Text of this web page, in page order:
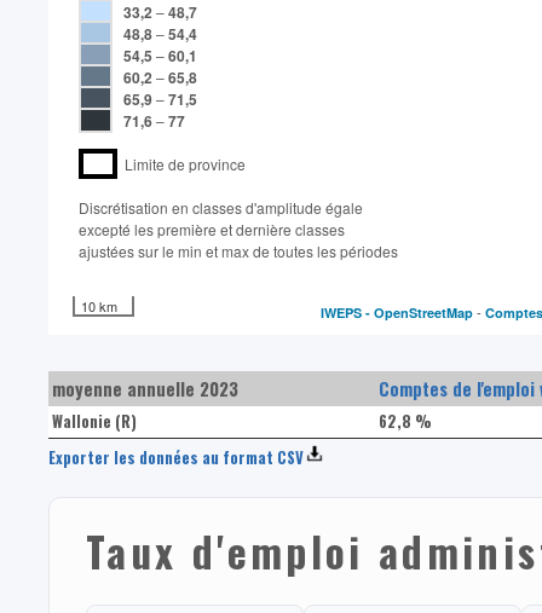
33,2 –48,7
48,8–54,4
54,5 –60,1
60,2 –65,8
65,9–71,5
71,6–77
Limite de province
Discrétisation en classes d'amplitude égale​
excepté les première et dernière classes
ajustées sur le min et max de toutes les périodes
10 km IWEPS - OpenStreetMap -
moyenne annuelle 2023 Comptes de l'emploi
Wallonie (R)
62,8 %
Exporter les données au format CSV
Taux d'emploi